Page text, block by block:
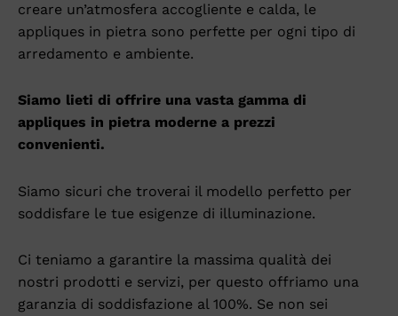
creare un’atmosfera accogliente e calda, le
appliques in pietra sono perfette per ogni tipo di
arredamento e ambiente.
Siamo lieti di offrire una vasta gamma di
appliques in pietra moderne a prezzi
convenienti.
Siamo sicuri che troverai il modello perfetto per
soddisfare le tue esigenze di illuminazione.
Ci teniamo a garantire la massima qualità dei
nostri prodotti e servizi, per questo offriamo una
garanzia di soddisfazione al 100%. Se non sei